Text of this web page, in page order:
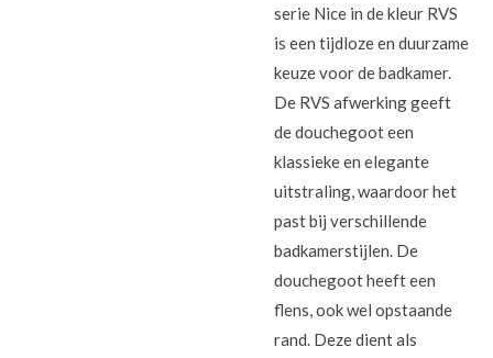
serie Nice in de kleur RVS
is een tijdloze en duurzame
keuze voor de badkamer.
De RVS afwerking geeft
de douchegoot een
klassieke en elegante
uitstraling, waardoor het
past bij verschillende
badkamerstijlen. De
douchegoot heeft een
flens, ook wel opstaande
rand. Deze dient als